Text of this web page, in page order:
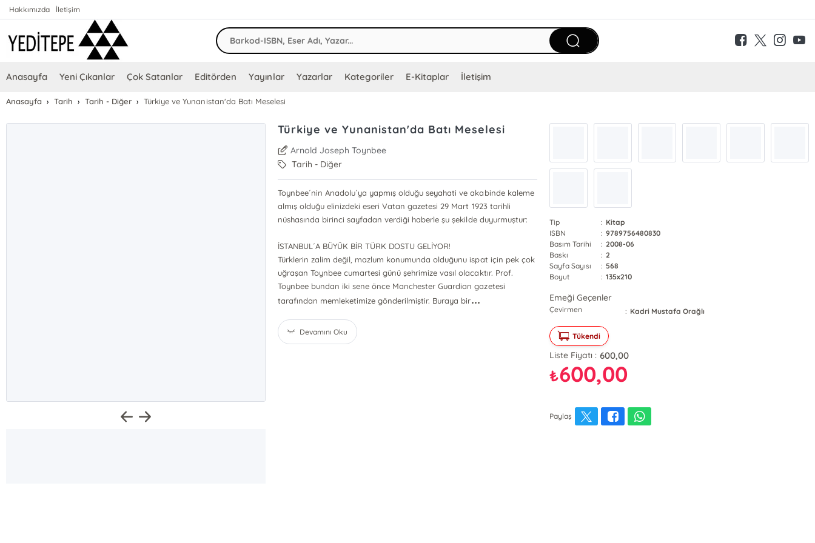
Hakkımızda İletişim
Anasayfa Yeni Çıkanlar Çok Satanlar Editörden Yayınlar Yazarlar Kategoriler E-Kitaplar İletişim
Anasayfa Tarih Tarih - Diğer Türkiye ve Yunanistan'da Batı Meselesi
Türkiye ve Yunanistan'da Batı Meselesi
Arnold Joseph Toynbee
Tarih - Diğer
Toynbee´nin Anadolu´ya yapmış olduğu seyahati ve akabinde kaleme
almış olduğu elinizdeki eseri Vatan gazetesi 29 Mart 1923 tarihli
nüshasında birinci sayfadan verdiği haberle şu şekilde duyurmuştur:
İSTANBUL´A BÜYÜK BİR TÜRK DOSTU GELİYOR!
Türklerin zalim değil, mazlum konumunda olduğunu ispat için pek çok
uğraşan Toynbee cumartesi günü şehrimize vasıl olacaktır. Prof.
Toynbee bundan iki sene önce Manchester Guardian gazetesi
tarafından memleketimize gönderilmiştir. Buraya bir...
Devamını Oku
Tip : Kitap
ISBN
: 9789756480830
Basım Tarihi
: 2008-06
Baskı
: 2
Sayfa Sayısı
: 568
Boyut
: 135x210
Emeği Geçenler
Çevirmen : Kadri Mustafa Orağlı
Tükendi
Liste Fiyatı : 600,00
₺600,00
Paylaş